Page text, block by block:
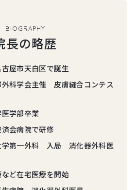
BIOGRAPHY
長の略歴
屋市天白区で誕生
外科学会主催 皮膚縫合コンテス
学部卒業
会病院で研修
学第一外科 入局 消化器外科医
ど在宅医療を開始